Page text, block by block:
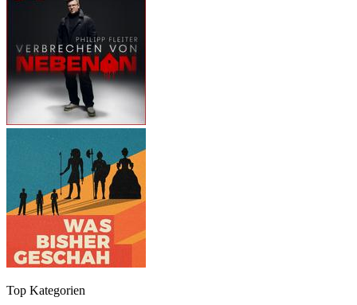
Top Kategorien